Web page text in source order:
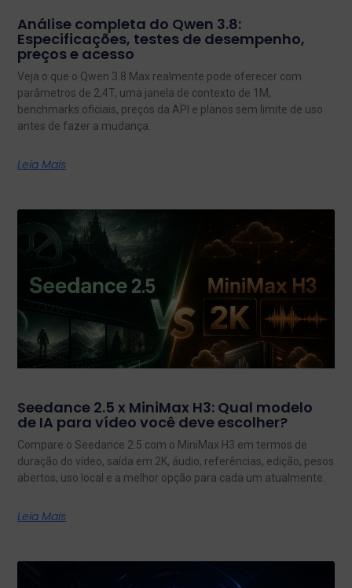
Análise completa do Qwen 3.8:
Especificações, testes de desempenho,
preços e acesso
Veja o que o Qwen 3.8 Max realmente pode oferecer com
parâmetros de 2,4T, uma janela de contexto de 1M,
benchmarks oficiais, preços da API e planos sem limite de uso
antes de fazer a mudança.
Leia Mais
Seedance 2.5 x MiniMax H3: Qual modelo
de IA para vídeo você deve escolher?
Compare o Seedance 2.5 com o MiniMax H3 em termos de
duração do vídeo, saída em 2K, áudio, referências, edição, pesos
abertos, uso local e a melhor opção para cada um atualmente.
Leia Mais